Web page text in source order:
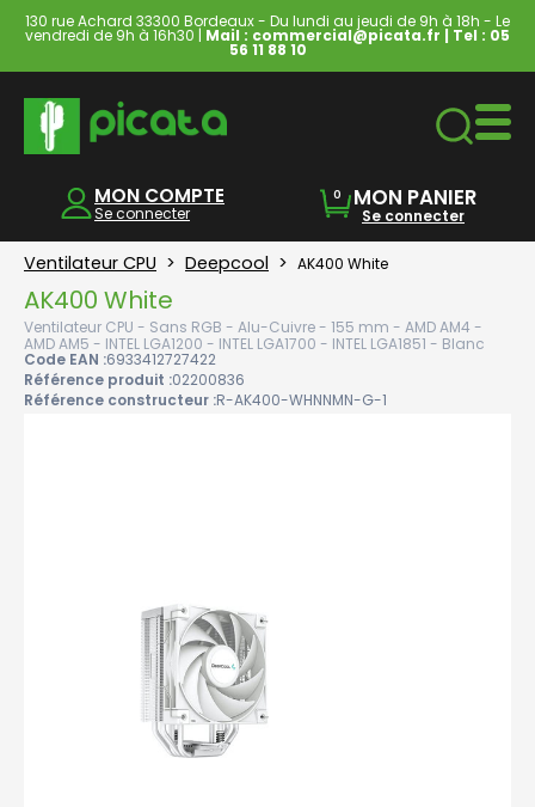
130 rue Achard 33300 Bordeaux - Du lundi au jeudi de 9h à 18h - Le
vendredi de 9h à 16h30 | Mail : commercial@picata.fr | Tel : 05
56 11 88 10
MON COMPTE
Se connecter
0 MON PANIER
Se connecter
Ventilateur CPU > Deepcool > AK400 White
AK400 White
Ventilateur CPU - Sans RGB - Alu-Cuivre - 155 mm - AMD AM4 -
AMD AM5 - INTEL LGA1200 - INTEL LGA1700 - INTEL LGA1851 - Blanc
Code EAN :6933412727422
Référence produit :02200836
Référence constructeur :R-AK400-WHNNMN-G-1